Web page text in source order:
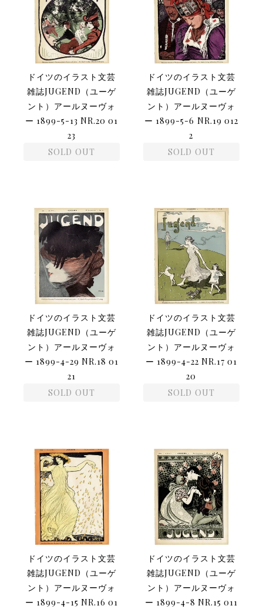
ドイツのイラスト文芸
雑誌JUGEND（ユーゲ
ント）アールヌーヴォ
ー 1899-5-13 NR.20 01
23
SOLD OUT
ドイツのイラスト文芸
雑誌JUGEND（ユーゲ
ント）アールヌーヴォ
ー 1899-5-6 NR.19 012
2
SOLD OUT
ドイツのイラスト文芸
雑誌JUGEND（ユーゲ
ント）アールヌーヴォ
ー 1899-4-29 NR.18 01
21
SOLD OUT
ドイツのイラスト文芸
雑誌JUGEND（ユーゲ
ント）アールヌーヴォ
ー 1899-4-22 NR.17 01
20
SOLD OUT
ドイツのイラスト文芸
雑誌JUGEND（ユーゲ
ント）アールヌーヴォ
ー 1899-4-15 NR.16 01
ドイツのイラスト文芸
雑誌JUGEND（ユーゲ
ント）アールヌーヴォ
ー 1899-4-8 NR.15 011